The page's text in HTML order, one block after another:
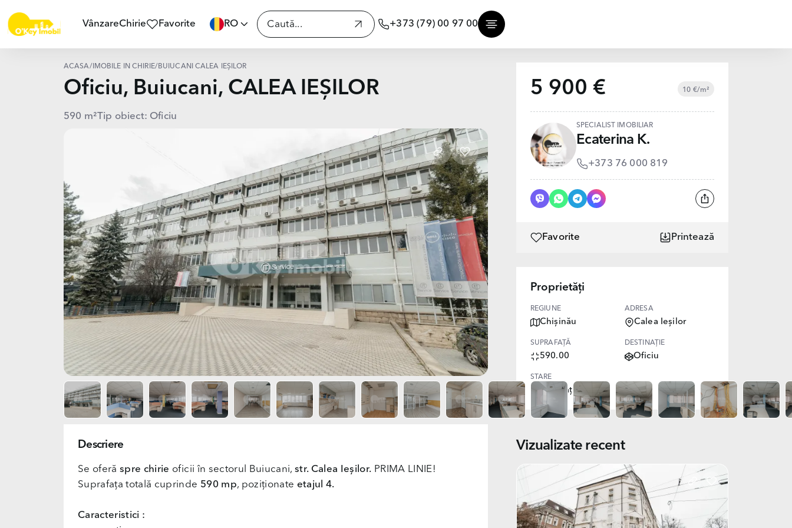
VânzareChirie Favorite RO +373 (79) 00 97 00
ACASĂ/ IMOBILE ÎN CHIRIE/ BUIUCANI CALEA IEȘILOR
Oficiu, Buiucani, CALEA IEȘILOR
590 m²Tip obiect: Oficiu
Descriere
Se oferăspre chirie oficii în sectorul Buiucani,str. Calea Ieșilor. PRIMA LINIE!
Suprafața totală cuprinde 590 mp, poziționate etajul 4.
Caracteristici :
5 900 € 10 €/m²
SPECIALIST IMOBILIAR
Ecaterina K.
+373 76 000 819
Favorite Printează
Proprietăți
REGIUNE
Chișinău
ADRESA
Calea Ieșilor
SUPRAFAȚĂ
590.00
DESTINAȚIE
Oficiu
STARE
Reparație euro
Vizualizate recent